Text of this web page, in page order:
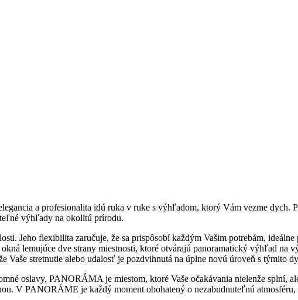
a profesionalita idú ruka v ruke s výhľadom, ktorý Vám vezme dych.
výhľady na okolitú prírodu.
Jeho flexibilita zaručuje, že sa prispôsobí každým Vašim potrebám,
lemujúce dve strany miestnosti, ktoré otvárajú panoramatický výhľad na
Vaše stretnutie alebo udalosť je pozdvihnutá na úplne novú úroveň s týmito
oslavy, PANORÁMA je miestom, ktoré Vaše očakávania nielenže splní,
V PANORÁME je každý moment obohatený o nezabudnuteľnú